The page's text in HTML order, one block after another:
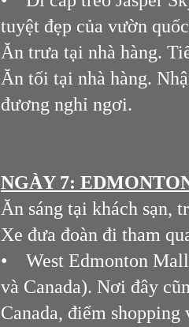
tuyệt đẹp của vườn
Ăn trưa tại nhà hàng.
Ăn tối tại nhà hàng.
đương nghỉ ngơi.
NGÀY 7:
Ăn sáng tại khách sạn,
Xe đưa đoàn đi tham
• West Edmonton
và Canada). Nơi đây
Canada, điểm